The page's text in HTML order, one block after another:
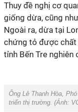
Thuy đề nghị cơ
giống dừa, cũng
Ngoài ra, dừa tại
chứng tỏ được chất
tỉnh Bến Tre nghiên
Ông Lê Thanh Hòa,
triển thị trường. (Ảnh: